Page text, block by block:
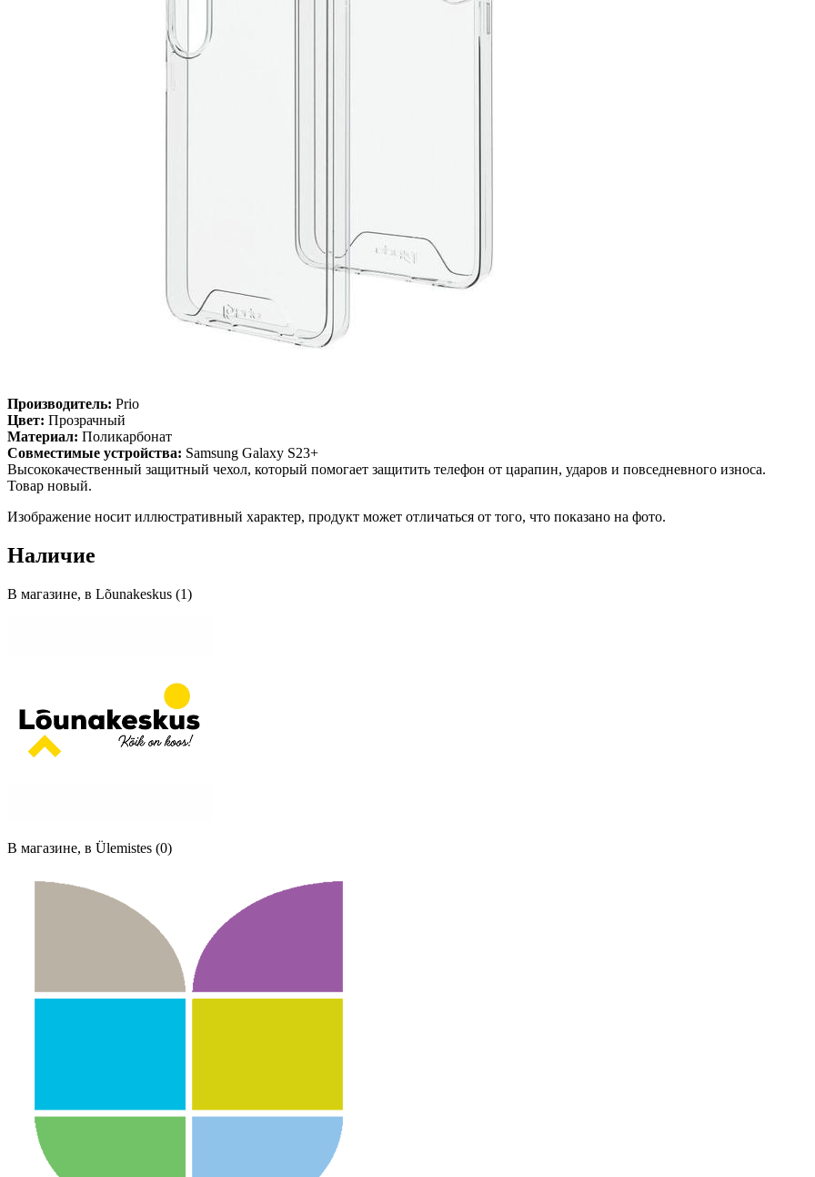
Производитель: Prio
Цвет: Прозрачный
Материал: Поликарбонат
Совместимые устройства: Samsung Galaxy S23+
Высококачественный защитный чехол, который помогает защитить телефон от царапин, ударов и повседневного износа.
Товар новый.
Изображение носит иллюстративный характер, продукт может отличаться от того, что показано на фото.
Наличие
В магазине, в Lõunakeskus (1)
В магазине, в Ülemistes (0)